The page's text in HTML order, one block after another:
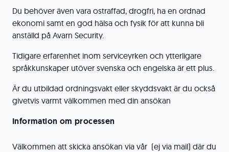
Du behöver även vara ostraffad, drogfri, ha en ordnad
ekonomi samt en god hälsa och fysik för att kunna bli
anställd på Avarn Security.
Tidigare erfarenhet inom serviceyrken och ytterligare
språkkunskaper utöver svenska och engelska är ett plus.
Är du utbildad ordningsvakt eller skyddsvakt är du också
givetvis varmt välkommen med din ansökan
Information om processen
Välkommen att skicka ansökan via vår (ej via mail) där du